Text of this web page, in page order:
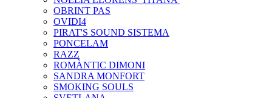
OBRINT PAS
OVIDI4
PIRAT'S SOUND SISTEMA
PONCELAM
RAZZ
ROMÀNTIC DIMONI
SANDRA MONFORT
SMOKING SOULS